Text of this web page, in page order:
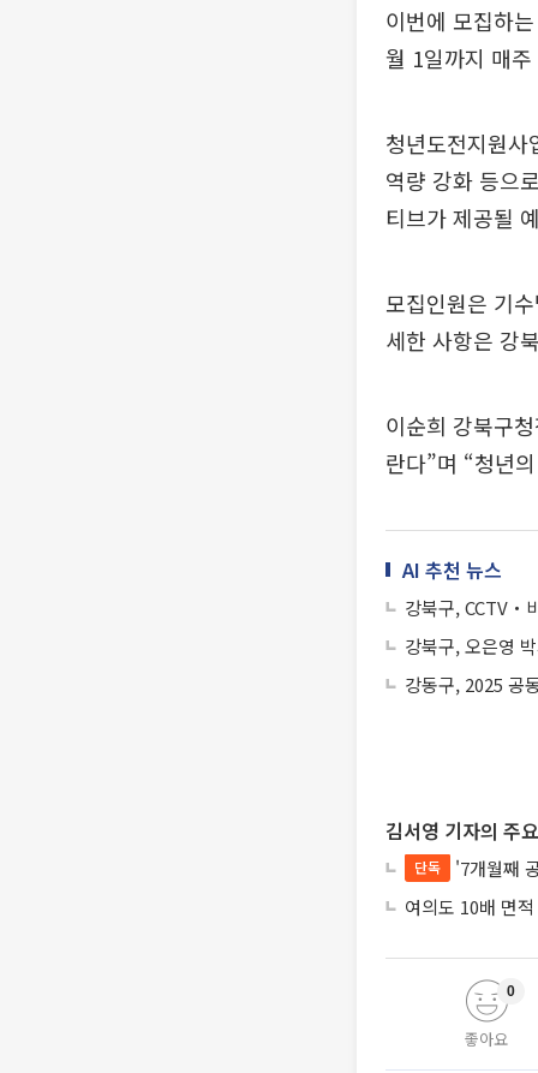
이번에 모집하
월 1일까지 매
청년도전지원
역량 강화 등으
티브가 제공될
모집인원은 기
세한 사항은 강
이순희 강북구
란다”며 “청년
AI 추천 뉴스
강북구, CCTV‧
강북구, 오은영
강동구, 2025 공
김서영 기자의 주
단독
'7개월째
여의도 10배 면
좋아요
0